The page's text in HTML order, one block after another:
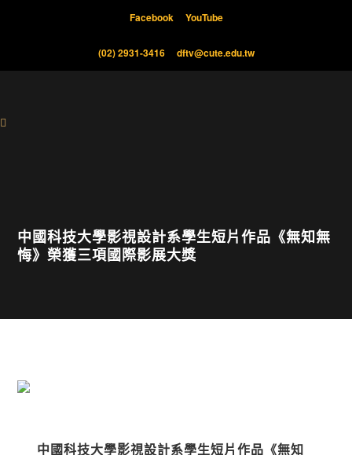
Facebook YouTube
(02) 2931-3416 dftv@cute.edu.tw
中國科技大學影視設計系學生短片作品《無知無
悔》榮獲三項國際影展大獎
中國科技大學影視設計系學生短片作品《無知